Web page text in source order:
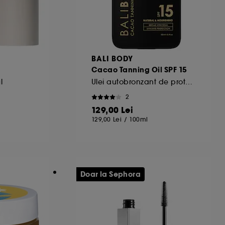
BALI BODY
Cacao Tanning Oil SPF 15
2
129,00 Lei
129,00 Lei / 100ml
Doar la Sephora
dummeavoastra so optiunile de
alegerile privind plasarea acestor
"Respinge toate". Poti alege sa iti